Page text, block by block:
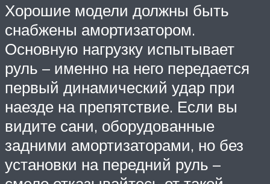
Хорошие модели должны быть
снабжены амортизатором.
Основную нагрузку испытывает
руль – именно на него передается
первый динамический удар при
наезде на препятствие. Если вы
видите сани, оборудованные
задними амортизаторами, но без
установки на передний руль –